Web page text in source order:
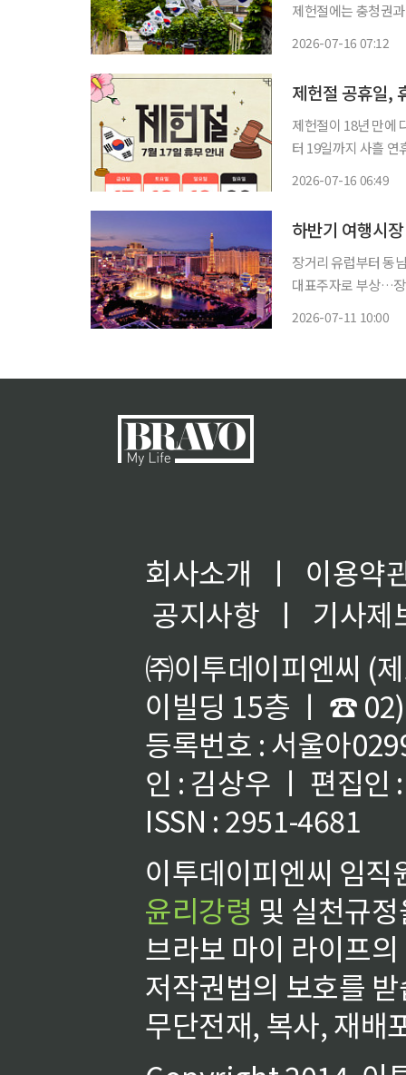
제헌절에는 충청권
2026-07-16 07:12
제헌절 공휴일,
제헌절이 18년 만에
터 19일까지 사흘 연
2026-07-16 06:49
하반기 여행시
장거리 유럽부터 동
대표주자로 부상…
2026-07-11 10:00
회사소개 ㅣ
이용약
공지사항
ㅣ
기사제
㈜이투데이피엔씨 (
이빌딩 15층 ㅣ ☎
등록번호 : 서울아
인 : 김상우 ㅣ 편집인
ISSN : 2951-4681
이투데이피엔씨 임
윤리강령 및 실천규
브라보 마이 라이프
저작권법의 보호를
무단전재, 복사, 재배